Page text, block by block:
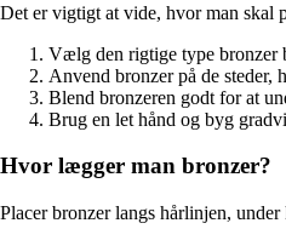
Det er vigtigt at vide, hvor man skal
Vælg den rigtige type bronzer
Anvend bronzer på de steder,
Blend bronzeren godt for at
Brug en let hånd og byg
Hvor lægger man bronzer?
Placer bronzer langs hårlinjen,